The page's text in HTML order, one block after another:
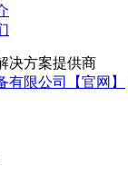
决方案提供商